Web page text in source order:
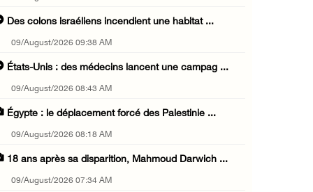
Des colons israéliens incendient une habitat ...
09/August/2026 09:38 AM
États-Unis : des médecins lancent une campag ...
09/August/2026 08:43 AM
Égypte : le déplacement forcé des Palestinie ...
09/August/2026 08:18 AM
18 ans après sa disparition, Mahmoud Darwich ...
09/August/2026 07:34 AM